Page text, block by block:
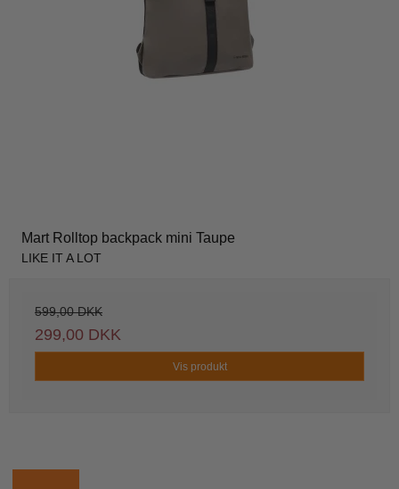
Mart Rolltop backpack mini Taupe
LIKE IT A LOT
599,00 DKK
299,00 DKK
Vis produkt